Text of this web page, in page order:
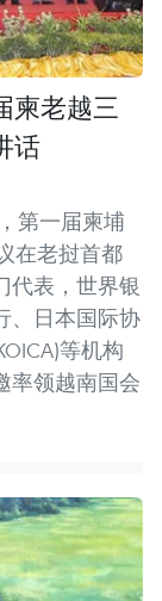
柬老越三
话
第一届柬埔
在老挝首都
代表，世界银
、日本国际协
等机构
率领越南国会